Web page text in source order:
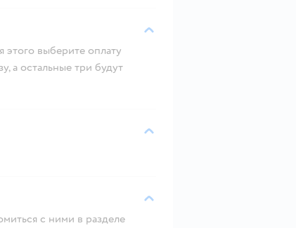
выберите оплату
а остальные три будут
с ними в разделе